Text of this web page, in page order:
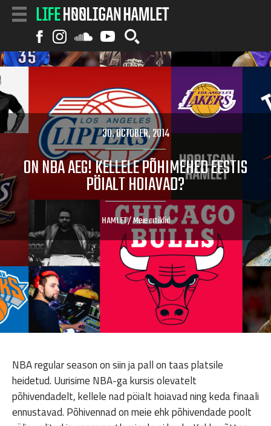
30. OCTOBER, 2014
ON NBA AEG! KELLELE PÕHIMEHED EESTIS
PÖIALT HOIAVAD?
HAMLET/Meie artiklid
NBA regular season on siin ja pall on taas platsile
heidetud. Uurisime NBA-ga kursis olevatelt
põhivendadelt, kellele nad pöialt hoiavad ning keda finaali
ennustavad. Põhivennad on meie ehk põhivendade poolt